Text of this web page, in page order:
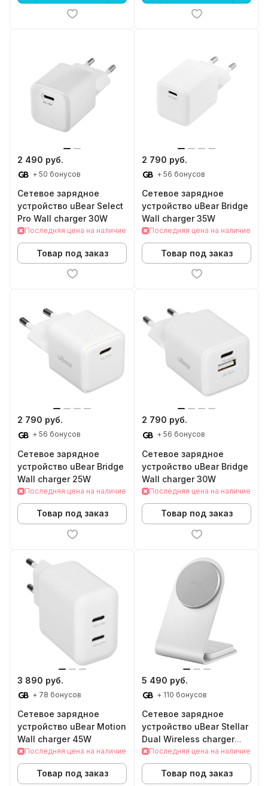
2 490 руб.
+ 50 бонусов
Сетевое зарядное
устройство uBear Select
Pro Wall charger 30W
Последняя цена на наличие
Товар под заказ
2 790 руб.
+ 56 бонусов
Сетевое зарядное
устройство uBear Bridge
Wall charger 35W
Последняя цена на наличие
Товар под заказ
2 790 руб.
+ 56 бонусов
Сетевое зарядное
устройство uBear Bridge
Wall charger 25W
Последняя цена на наличие
Товар под заказ
2 790 руб.
+ 56 бонусов
Сетевое зарядное
устройство uBear Bridge
Wall charger 30W
Последняя цена на наличие
Товар под заказ
3 890 руб.
+ 78 бонусов
Сетевое зарядное
устройство uBear Motion
Wall charger 45W
Последняя цена на наличие
Товар под заказ
5 490 руб.
+ 110 бонусов
Сетевое зарядное
устройство uBear Stellar
Dual Wireless charger
(White)
Последняя цена на наличие
Товар под заказ